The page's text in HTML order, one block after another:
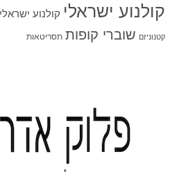
קולנוע ישראלי קולנוע
קטנוניזם שוברי קופות תסריטאות